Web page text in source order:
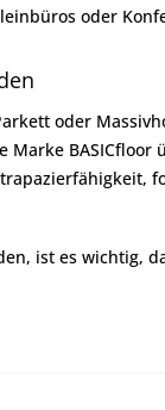
oder
oder
Marke
ist es wichtig,